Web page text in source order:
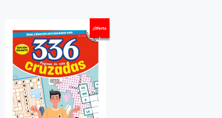
¡Oferta
!